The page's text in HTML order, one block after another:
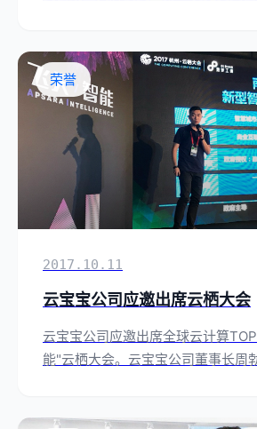
荣誉
2017.10.11
云宝宝公司应邀出席云栖大会
云宝宝公司应邀出席全球云计算
能"云栖大会。云宝宝公司董事长周